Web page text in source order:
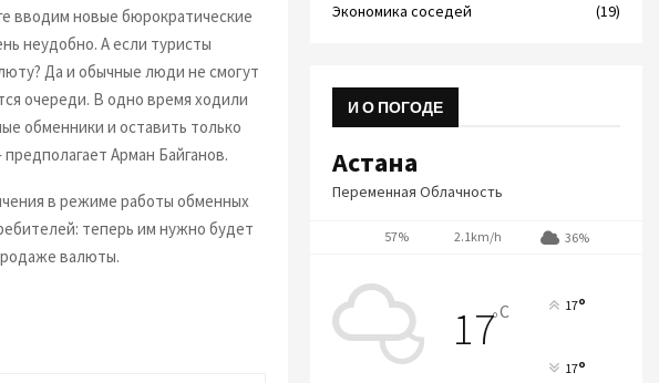
вводим новые бюрократические
неудобно. А если туристы
Да и обычные люди не смогут
очереди. В одно время ходили
обменники и оставить только
Арман Байганов.
в режиме работы обменных
теперь им нужно будет
валюты.
Экономика соседей
(19)
И О ПОГОДЕ
Астана
Переменная Облачность
57% 2.1km/h 36%
17°C 17°
17°